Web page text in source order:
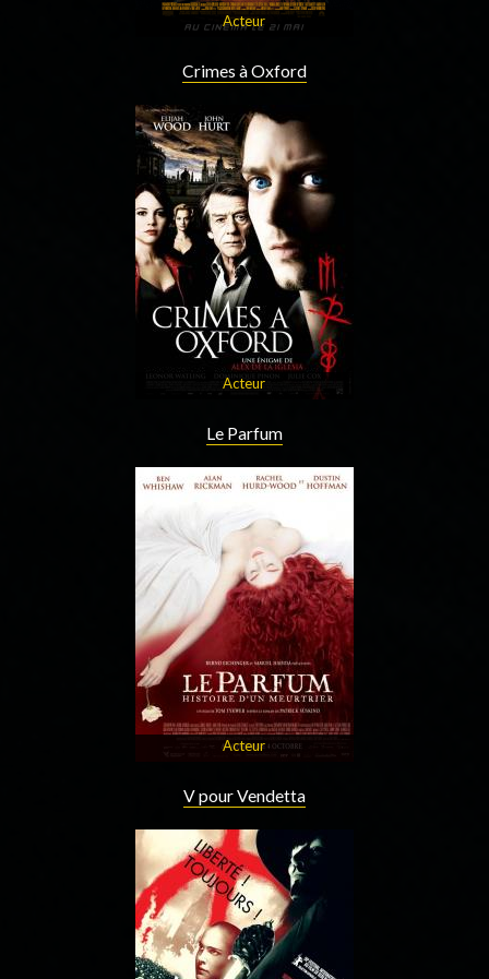
Acteur
Crimes à Oxford
Acteur
Le Parfum
Acteur
V pour Vendetta